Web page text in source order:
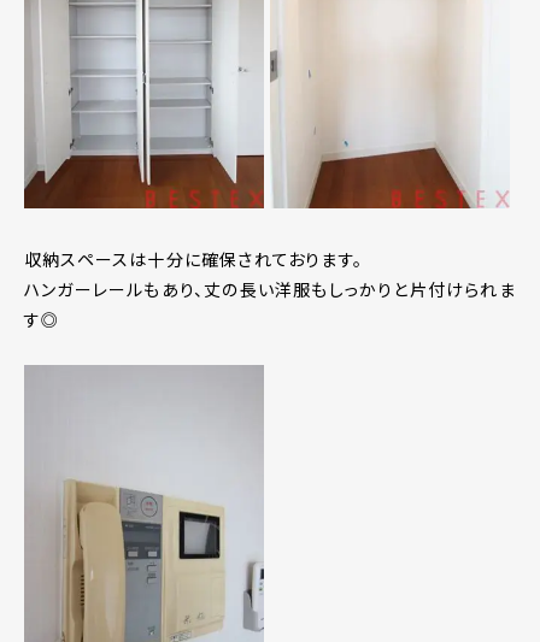
収納スペースは十分に確保されております。
ハンガーレールもあり、丈の長い洋服もしっかりと片付けられま
す◎